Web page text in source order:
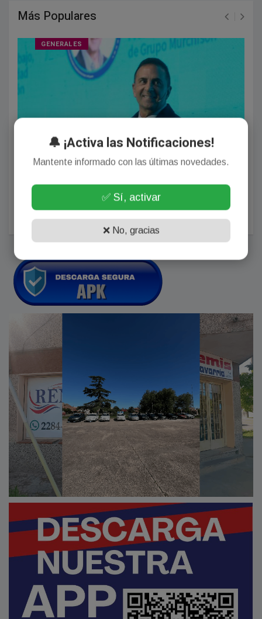
Más Populares
GENERALES
El Gobierno presiona a los gremios docentes por el
paro: “Si no cumplen el 75% de presentismo, habrá
sanciones”
Agosto 03, 2026
🔔 ¡Activa las Notificaciones!
Mantente informado con las últimas novedades.
✅ Sí, activar
❌ No, gracias